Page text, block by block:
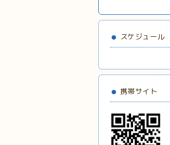
スケジュール
携帯サイト